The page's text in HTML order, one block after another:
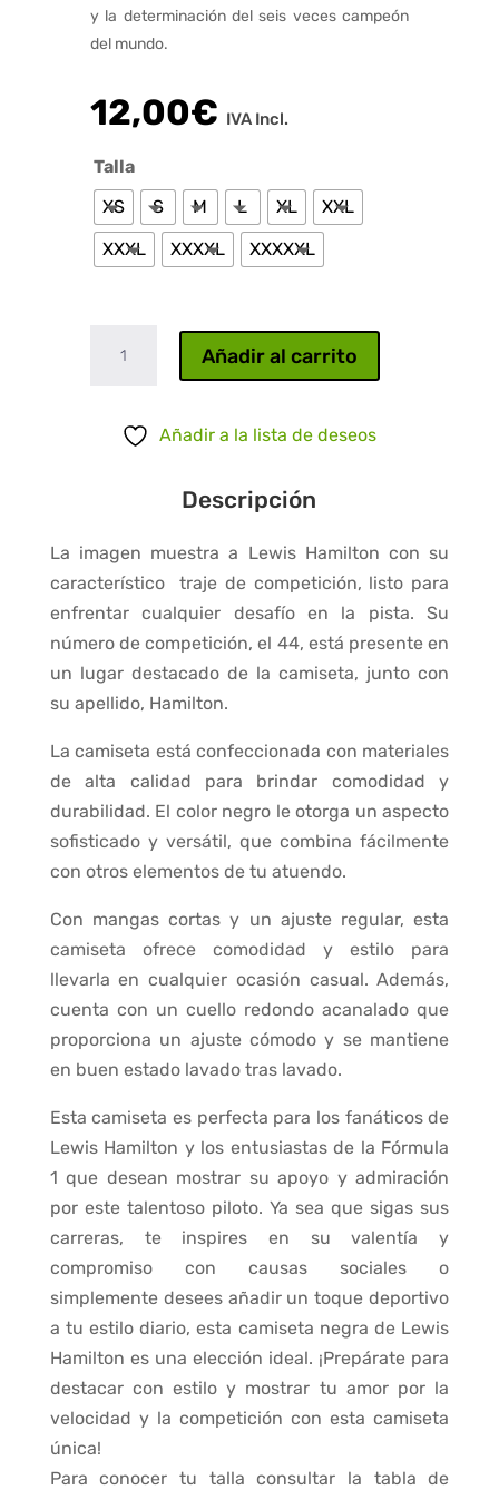
y la determinación del seis veces campeón
del mundo.
12,00€ IVA Incl.
Talla
XS
S M L XL
XXL
XXXL
XXXXL XXXXXL
Añadir al carrito
Añadir a la lista de deseos
Descripción
La imagen muestra a Lewis Hamilton con su
característico traje de competición, listo para
enfrentar cualquier desafío en la pista. Su
número de competición, el 44, está presente en
un lugar destacado de la camiseta, junto con
su apellido, Hamilton.
La camiseta está confeccionada con materiales
de alta calidad para brindar comodidad y
durabilidad. El color negro le otorga un aspecto
sofisticado y versátil, que combina fácilmente
con otros elementos de tu atuendo.
Con mangas cortas y un ajuste regular, esta
camiseta ofrece comodidad y estilo para
llevarla en cualquier ocasión casual. Además,
cuenta con un cuello redondo acanalado que
proporciona un ajuste cómodo y se mantiene
en buen estado lavado tras lavado.
Esta camiseta es perfecta para los fanáticos de
Lewis Hamilton y los entusiastas de la Fórmula
1 que desean mostrar su apoyo y admiración
por este talentoso piloto. Ya sea que sigas sus
carreras, te inspires en su valentía y
compromiso con causas sociales o
simplemente desees añadir un toque deportivo
a tu estilo diario, esta camiseta negra de Lewis
Hamilton es una elección ideal. ¡Prepárate para
destacar con estilo y mostrar tu amor por la
velocidad y la competición con esta camiseta
única!
Para conocer tu talla consultar la tabla de